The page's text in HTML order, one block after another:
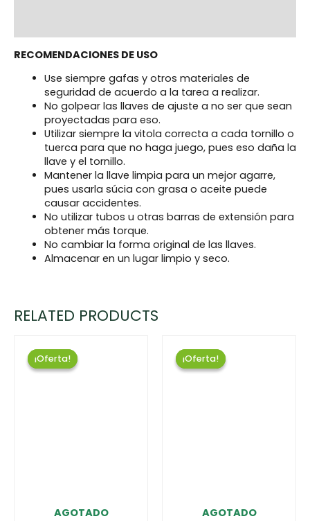
RECOMENDACIONES DE USO
Use siempre gafas y otros materiales de
seguridad de acuerdo a la tarea a realizar.
No golpear las llaves de ajuste a no ser que sean
proyectadas para eso.
Utilizar siempre la vitola correcta a cada tornillo o
tuerca para que no haga juego, pues eso daña la
llave y el tornillo.
Mantener la llave limpia para un mejor agarre,
pues usarla súcia con grasa o aceite puede
causar accidentes.
No utilizar tubos u otras barras de extensión para
obtener más torque.
No cambiar la forma original de las llaves.
Almacenar en un lugar limpio y seco.
RELATED PRODUCTS
¡Oferta!
AGOTADO
¡Oferta! ¡Oferta!
AGOTADO
¡Oferta!